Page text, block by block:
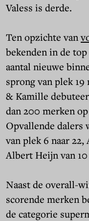
Valess is derde.
Ten opzichte van
bekenden in de
aantal nieuwe
sprong van plek
& Kamille
dan 200 merken
Opvallende dalers
van plek 6 naar 22,
Albert Heijn van 10
Naast de overall-
scorende merken
de categorie